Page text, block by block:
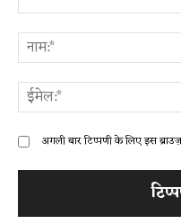
अगली बार टिप्पणी के लिए इस